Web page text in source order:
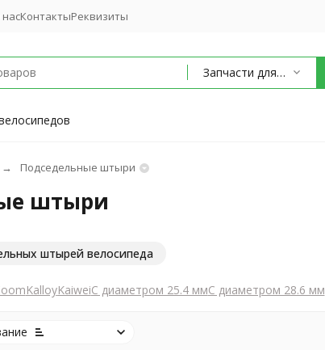
КонтактыРеквизиты
Запчасти для велосипедов
Подседельные штыри
штыри
штырей велосипеда
KalloyKaiweiС диаметром 25.4 ммС диаметром 28.6 мм